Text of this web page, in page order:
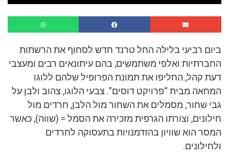
ביום רביעי בלילה החל טרנד חדש לסחוף את הרשתות
החברתיות ואלפי משתמשים, בהם עיתונאים רבים ומעצבי
דעת קהל, החליפו את תמונת הפרופיל שלהם ללוגו
המחאה מבית “פרויקט דוסים”. צבעי הלוגו, צהוב ולבן על
גבי שחור, מסמלים את השחור מול הלבן, חרדים מול
חילונים, וצורתו הגרפית מזכירה את הסמל = (שווה), כאשר
המסר הוא שוויון בהזדמנויות בתעסוקה לחרדים
ולחילונים.